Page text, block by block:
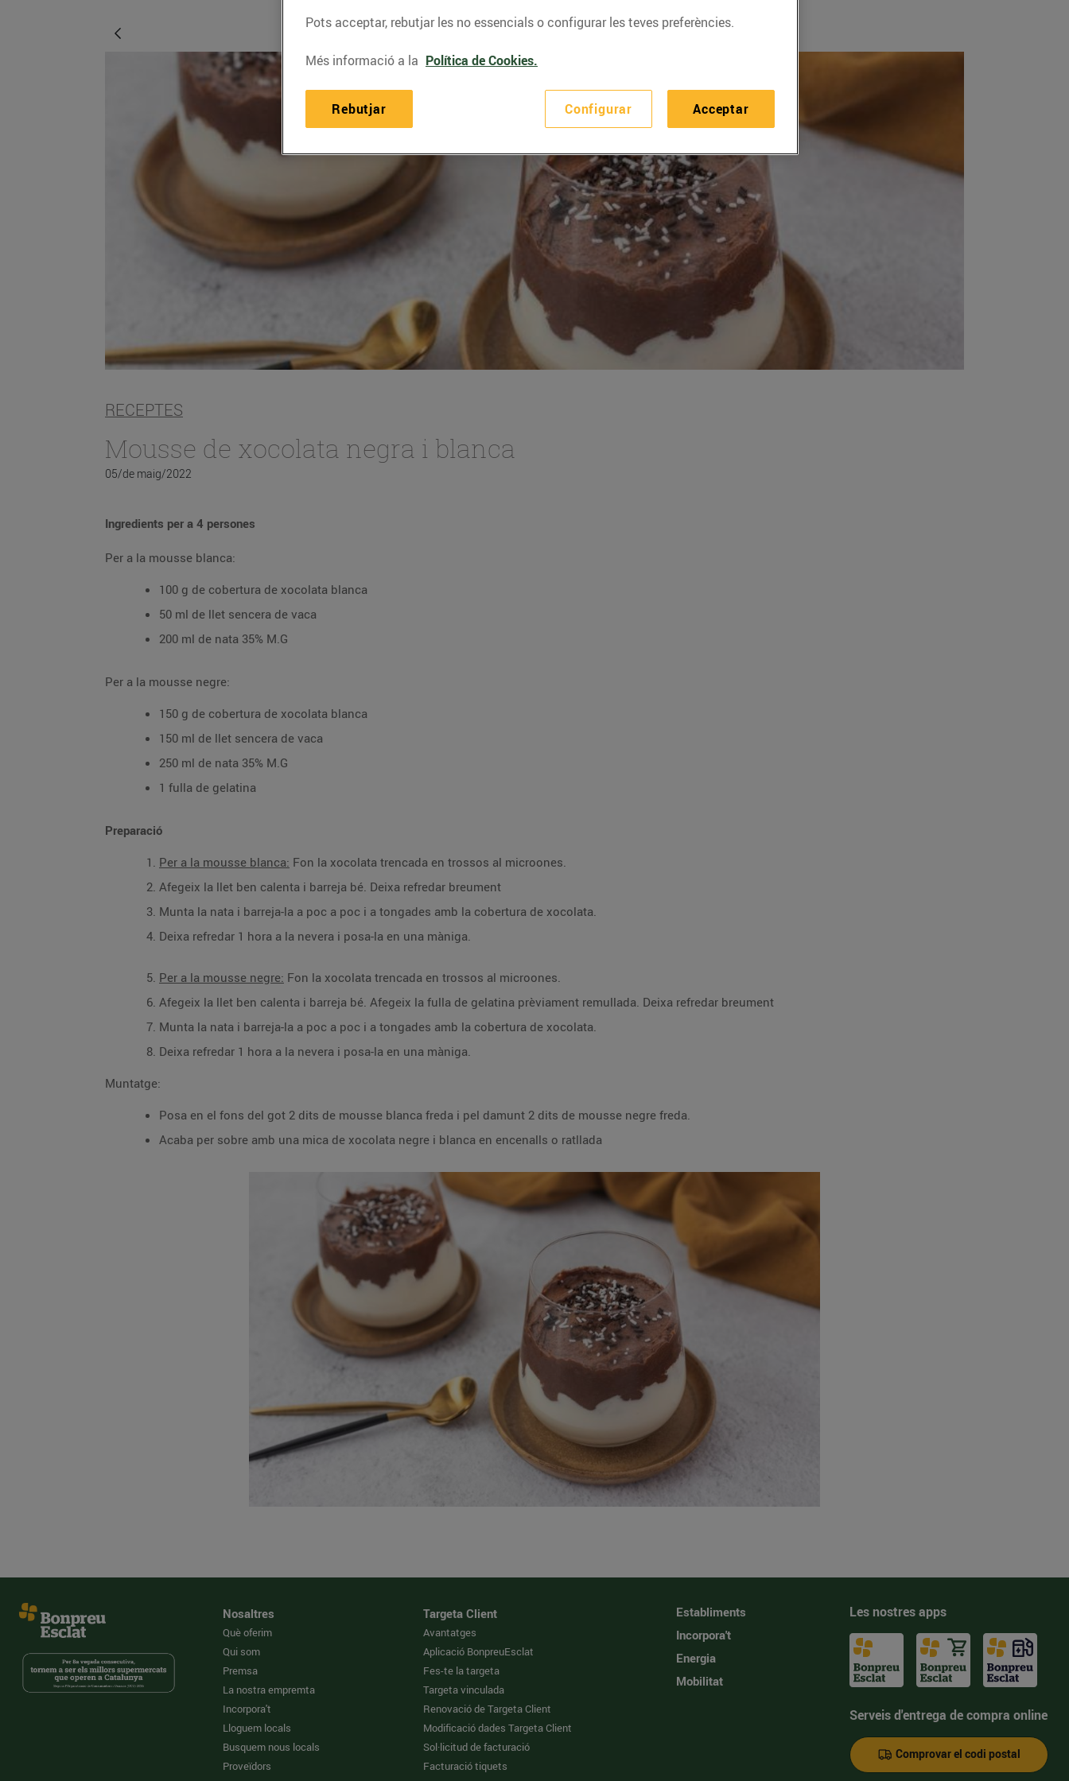
RECEPTES
Mousse de xocolata negra i blanca
05/de maig/2022
Ingredients per a 4 persones
Per a la mousse blanca:
100 g de cobertura de xocolata blanca
50 ml de llet sencera de vaca
200 ml de nata 35% M.G
Per a la mousse negre:
150 g de cobertura de xocolata blanca
150 ml de llet sencera de vaca
250 ml de nata 35% M.G
1 fulla de gelatina
Preparació
Per a la mousse blanca: Fon la xocolata trencada en trossos al microones.
Afegeix la llet ben calenta i barreja bé. Deixa refredar breument
Munta la nata i barreja-la a poc a poc i a tongades amb la cobertura de xocolata.
Deixa refredar 1 hora a la nevera i posa-la en una màniga.
Per a la mousse negre: Fon la xocolata trencada en trossos al microones.
Afegeix la llet ben calenta i barreja bé. Afegeix la fulla de gelatina prèviament remullada. Deixa refredar breument
Munta la nata i barreja-la a poc a poc i a tongades amb la cobertura de xocolata.
Deixa refredar 1 hora a la nevera i posa-la en una màniga.
Muntatge:
Posa en el fons del got 2 dits de mousse blanca freda i pel damunt 2 dits de mousse negre freda.
Acaba per sobre amb una mica de xocolata negre i blanca en encenalls o ratllada
Nosaltres
Què oferim
Qui som
Premsa
La nostra empremta
Incorpora't
Lloguem locals
Busquem nous locals
Proveïdors
Targeta Client
Avantatges
Aplicació BonpreuEsclat
Fes-te la targeta
Targeta vinculada
Renovació de Targeta Client
Modificació dades Targeta Client
Sol·licitud de facturació
Facturació tiquets
Establiments
Incorpora't
Energia
Mobilitat
Les nostres apps
Serveis d'entrega de compra online
Comprovar el codi postal
Pots acceptar, rebutjar les no essencials o configurar les teves preferències.
Més informació a la Política de Cookies.
Configurar
Rebutjar Acceptar